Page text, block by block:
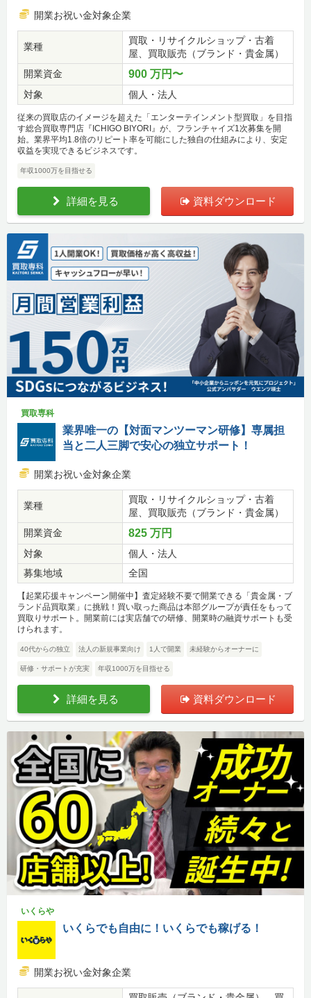
開業お祝い金対象企業
業種
買取・リサイクルショップ・古着
屋、買取販売（ブランド・貴金属）
開業資金
900 万円〜
対象 個人・法人
従来の買取店のイメージを超えた「エンターテインメント型買取」を目指
す総合買取専門店『ICHIGO BIYORI』が、フランチャイズ1次募集を開
始。業界平均1.8倍のリピート率を可能にした独自の仕組みにより、安定
収益を実現できるビジネスです。
年収1000万を目指せる
詳細を見る 資料ダウンロード
買取専科
業界唯一の【対面マンツーマン研修】専属担
当と二人三脚で安心の独立サポート！
開業お祝い金対象企業
業種
買取・リサイクルショップ・古着
屋、買取販売（ブランド・貴金属）
開業資金
825 万円
対象
個人・法人
募集地域
全国
【起業応援キャンペーン開催中】査定経験不要で開業できる「貴金属・ブ
ランド品買取業」に挑戦！買い取った商品は本部グループが責任をもって
買取りサポート。開業前には実店舗での研修、開業時の融資サポートも受
けられます。
40代からの独立 法人の新規事業向け 1人で開業 未経験からオーナーに
研修・サポートが充実 年収1000万を目指せる
詳細を見る 資料ダウンロード
いくらや
いくらでも自由に！いくらでも稼げる！
開業お祝い金対象企業